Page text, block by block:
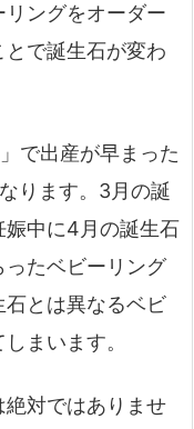
ングをオーダー
で誕生石が変わ
で出産が早まった
ります。3月の誕
娠中に4月の誕生石
たベビーリング
とは異なるベビ
まいます。
対ではありませ